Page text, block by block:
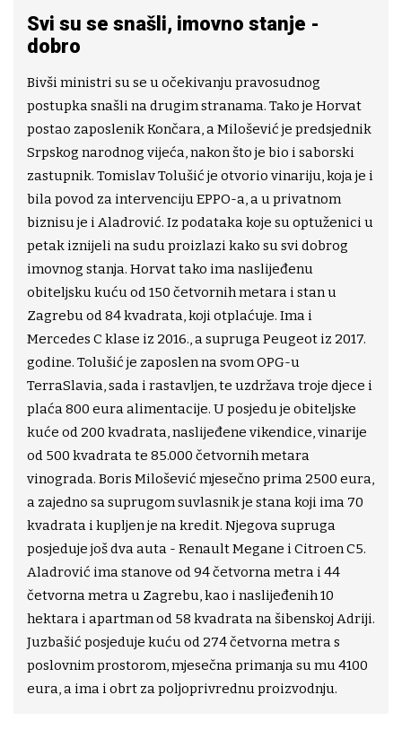
Svi su se snašli, imovno stanje -
dobro
Bivši ministri su se u očekivanju pravosudnog
postupka snašli na drugim stranama. Tako je Horvat
postao zaposlenik Končara, a Milošević je predsjednik
Srpskog narodnog vijeća, nakon što je bio i saborski
zastupnik. Tomislav Tolušić je otvorio vinariju, koja je i
bila povod za intervenciju EPPO-a, a u privatnom
biznisu je i Aladrović. Iz podataka koje su optuženici u
petak iznijeli na sudu proizlazi kako su svi dobrog
imovnog stanja. Horvat tako ima naslijeđenu
obiteljsku kuću od 150 četvornih metara i stan u
Zagrebu od 84 kvadrata, koji otplaćuje. Ima i
Mercedes C klase iz 2016., a supruga Peugeot iz 2017.
godine. Tolušić je zaposlen na svom OPG-u
TerraSlavia, sada i rastavljen, te uzdržava troje djece i
plaća 800 eura alimentacije. U posjedu je obiteljske
kuće od 200 kvadrata, naslijeđene vikendice, vinarije
od 500 kvadrata te 85.000 četvornih metara
vinograda. Boris Milošević mjesečno prima 2500 eura,
a zajedno sa suprugom suvlasnik je stana koji ima 70
kvadrata i kupljen je na kredit. Njegova supruga
posjeduje još dva auta - Renault Megane i Citroen C5.
Aladrović ima stanove od 94 četvorna metra i 44
četvorna metra u Zagrebu, kao i naslijeđenih 10
hektara i apartman od 58 kvadrata na šibenskoj Adriji.
Juzbašić posjeduje kuću od 274 četvorna metra s
poslovnim prostorom, mjesečna primanja su mu 4100
eura, a ima i obrt za poljoprivrednu proizvodnju.